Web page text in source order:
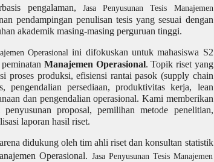
pengalaman, Jasa Penyusunan Tesis Manajemen
pendampingan penulisan tesis yang sesuai dengan
akademik masing-masing perguruan tinggi.
Operasionalini difokuskan untuk mahasiswa S2
Manajemen Operasional. Topik riset yang
proses produksi, efisiensi rantai pasok (supply chain
pengendalian persediaan, produktivitas kerja, lean
dan pengendalian operasional. Kami memberikan
proposal, pemilihan metode penelitian,
laporan hasil riset.
didukung oleh tim ahli riset dan konsultan statistik
Operasional. Jasa Penyusunan Tesis Manajemen